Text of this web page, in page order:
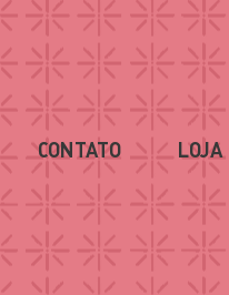
CONTATO LOJA